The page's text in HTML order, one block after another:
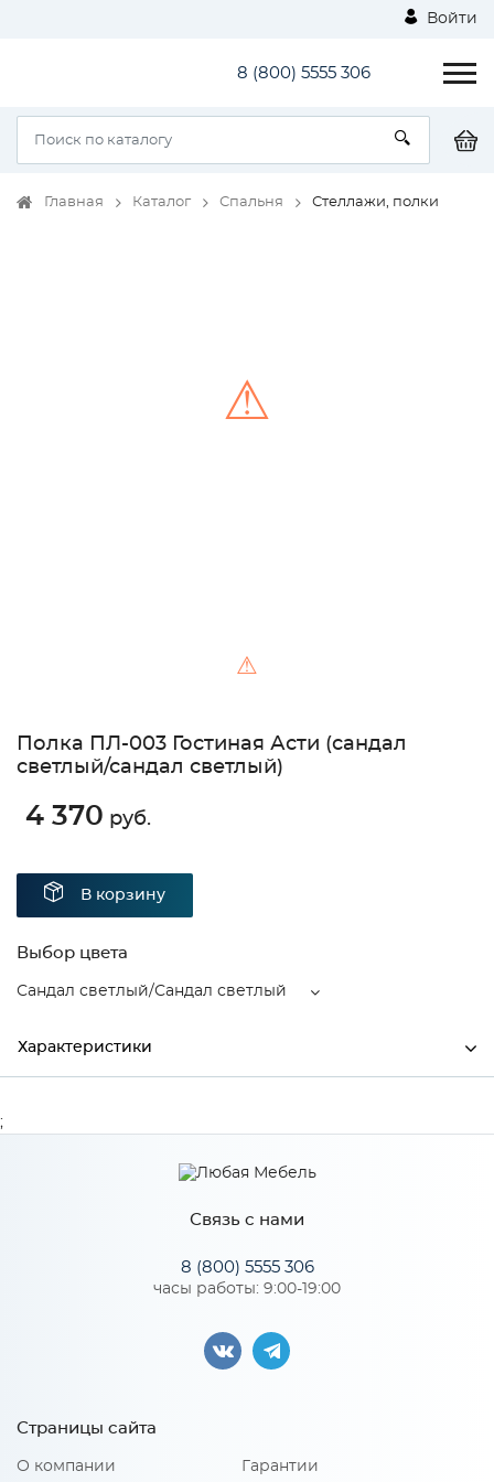
Войти
8 (800) 5555 306
Главная Каталог Спальня Стеллажи, полки
⚠
⚠
Полка ПЛ-003 Гостиная Асти (сандал
светлый/сандал светлый)
4 370 руб.
В корзину
Выбор цвета
Сандал светлый/Сандал светлый
Характеристики
светлый
ЛДСП
Связь с нами
8 (800) 5555 306
часы работы: 9:00-19:00
Страницы сайта
О компании Гарантии
;